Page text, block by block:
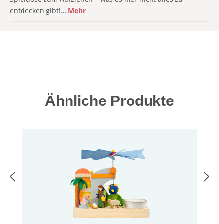
entdecken gibt!… Mehr
Produktgalerie überspringen
Ähnliche Produkte